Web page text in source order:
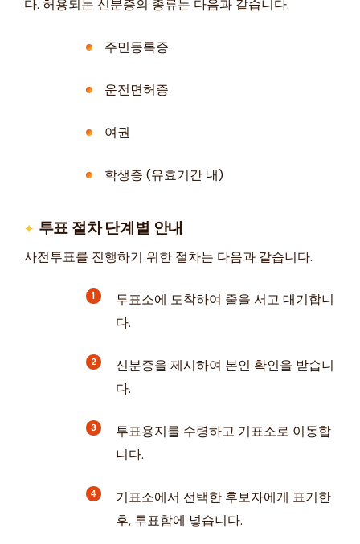
다. 허용되는 신분증의 종류는 다음과 같습니다.
주민등록증
운전면허증
여권
학생증 (유효기간 내)
투표 절차 단계별 안내
사전투표를 진행하기 위한 절차는 다음과 같습니다.
투표소에 도착하여 줄을 서고 대기합니
다.
신분증을 제시하여 본인 확인을 받습니
다.
투표용지를 수령하고 기표소로 이동합
니다.
기표소에서 선택한 후보자에게 표기한
후, 투표함에 넣습니다.